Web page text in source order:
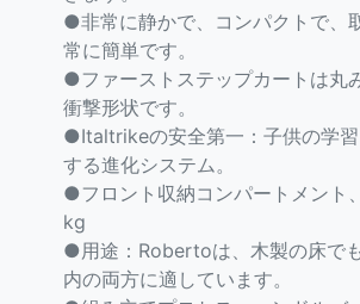
●非常に静かで、コンパクトで、
常に簡単です。
●ファーストステップカートは丸
衝撃形状です。
●Italtrikeの安全第一：子供の学習
する進化システム。
●フロント収納コンパートメント
kg
●用途：Robertoは、木製の床で
内の両方に適しています。